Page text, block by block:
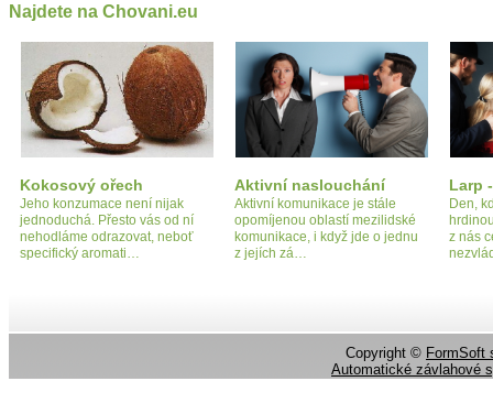
Najdete na Chovani.eu
Kokosový ořech
Jeho konzumace není nijak
jednoduchá. Přesto vás od ní
nehodláme odrazovat, neboť
specifický aromati…
Aktivní naslouchání
Aktivní komunikace je stále
opomíjenou oblastí mezilidské
komunikace, i když jde o jednu
z jejích zá…
Larp
Den,
z nás
Copyright © FormSoft
Automatické závlahové